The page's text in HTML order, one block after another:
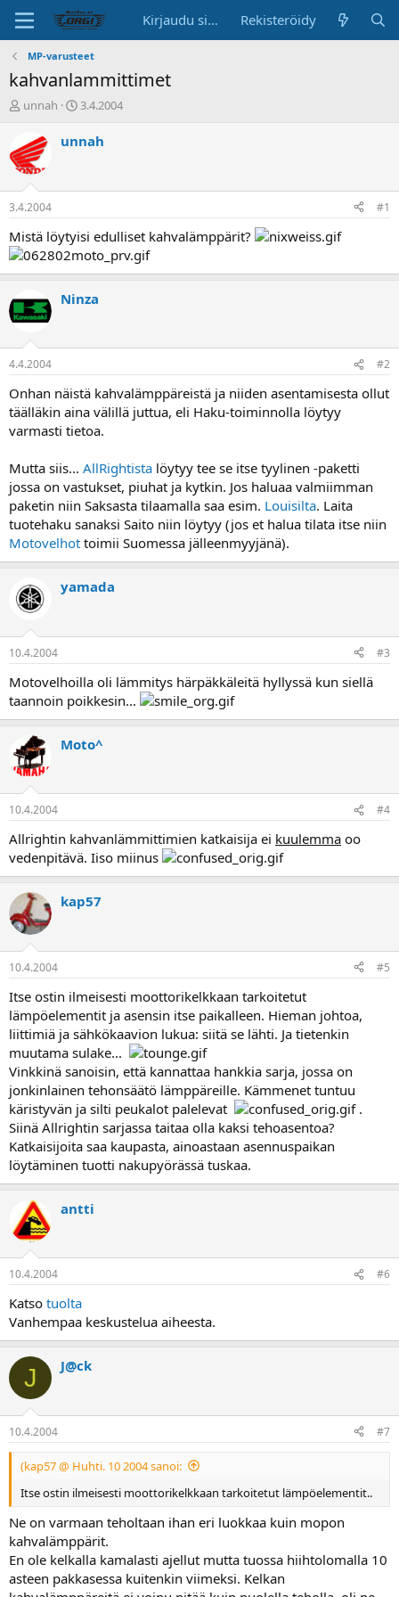
Kirjaudu sisään Rekisteröidy
MP-varusteet
kahvanlammittimet
K
k
u
s
t
e
l
u
n
l
o
t
t
a
j
a
unnah
A
o
p
ä
v
3.4.2004
unnah
3.4.2004 #1
Mistä löytyisi edulliset kahvalämppärit?
Ninza
4.4.2004 #2
Onhan näistä kahvalämppäreistä ja niiden asentamisesta ollut
täälläkin aina välillä juttua, eli Haku-toiminnolla löytyy
varmasti tietoa.
Mutta siis... AllRightista löytyy tee se itse tyylinen -paketti
jossa on vastukset, piuhat ja kytkin. Jos haluaa valmiimman
paketin niin Saksasta tilaamalla saa esim. Louisilta. Laita
tuotehaku sanaksi Saito niin löytyy (jos et halua tilata itse niin
Motovelhot toimii Suomessa jälleenmyyjänä).
yamada
10.4.2004 #3
Motovelhoilla oli lämmitys härpäkkäleitä hyllyssä kun siellä
taannoin poikkesin...
Moto^
10.4.2004 #4
Allrightin kahvanlämmittimien katkaisija ei kuulemma oo
vedenpitävä. Iiso miinus
kap57
10.4.2004 #5
Itse ostin ilmeisesti moottorikelkkaan tarkoitetut
lämpöelementit ja asensin itse paikalleen. Hieman johtoa,
liittimiä ja sähkökaavion lukua: siitä se lähti. Ja tietenkin
muutama sulake...
Vinkkinä sanoisin, että kannattaa hankkia sarja, jossa on
jonkinlainen tehonsäätö lämppäreille. Kämmenet tuntuu
käristyvän ja silti peukalot palelevat
.
Siinä Allrightin sarjassa taitaa olla kaksi tehoasentoa?
Katkaisijoita saa kaupasta, ainoastaan asennuspaikan
löytäminen tuotti nakupyörässä tuskaa.
antti
10.4.2004 #6
Katso tuolta
Vanhempaa keskustelua aiheesta.
J J@ck
10.4.2004 #7
(kap57 @ Huhti. 10 2004 sanoi:
Itse ostin ilmeisesti moottorikelkkaan tarkoitetut lämpöelementit..
Ne on varmaan teholtaan ihan eri luokkaa kuin mopon
kahvalämppärit.
En ole kelkalla kamalasti ajellut mutta tuossa hiihtolomalla 10
asteen pakkasessa kuitenkin viimeksi. Kelkan